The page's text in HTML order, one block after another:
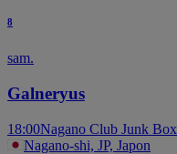
8
sam.
Galneryus
18:00Nagano Club Junk Box
Nagano-shi, JP, Japon